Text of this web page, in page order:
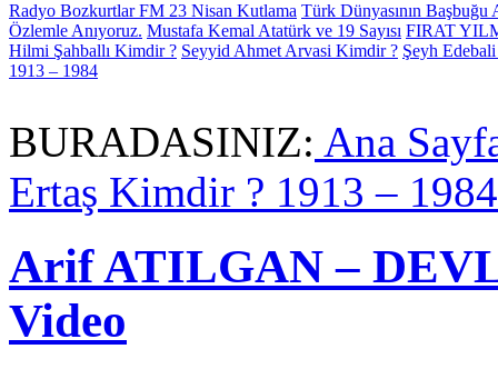
Radyo Bozkurtlar FM 23 Nisan Kutlama Türk Dünyasının
Özlemle Anıyoruz. Mustafa Kemal Atatürk ve 19 Sayısı FIRAT
Hilmi Şahballı Kimdir ? Seyyid Ahmet Arvasi Kimdir ? Şeyh
1913 – 1984
BURADASINIZ: Ana
Ertaş Kimdir ? 1913 – 1984
Arif ATILGAN –
Video